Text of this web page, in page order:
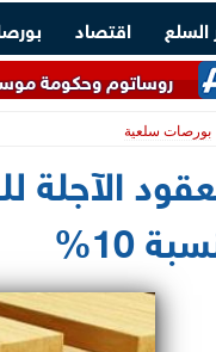
السلع اقتصاد
وحكومة موسكو توقّعان
بورصات سلعية
10%